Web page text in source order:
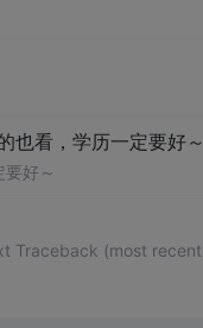
也看，学历一定要好～
好～
Traceback (most recent